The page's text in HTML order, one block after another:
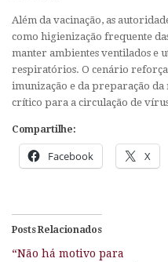
Além da vacinação, as
como higienização frequente
manter ambientes ventilados e
respiratórios. O cenário
imunização e da preparação
crítico para a circulação de
Compartilhe:
Facebook X
Posts Relacionados
“Não há motivo para